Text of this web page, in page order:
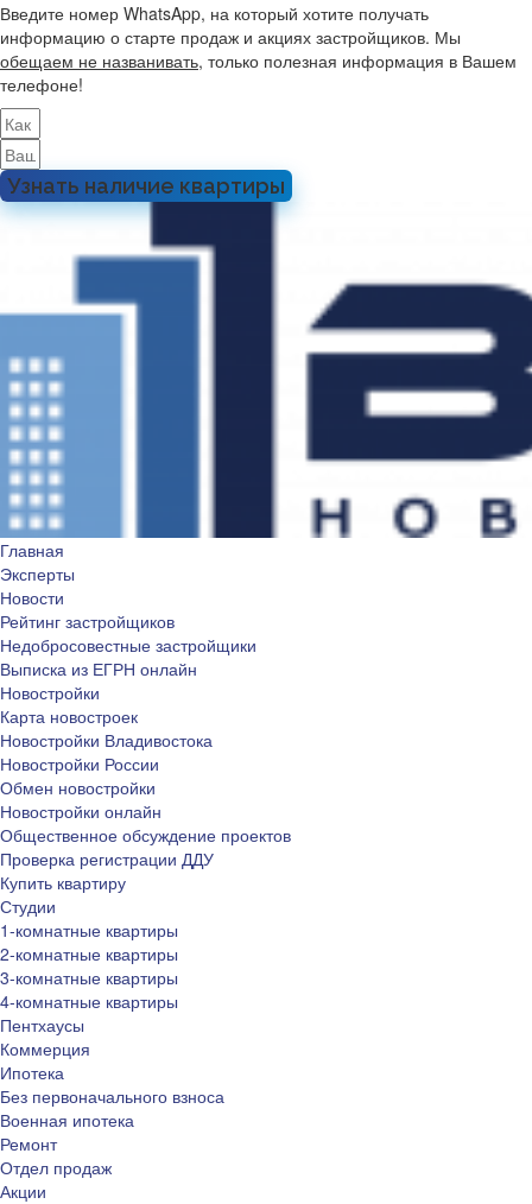
Введите номер WhatsApp, на который хотите получать
информацию о старте продаж и акциях застройщиков. Мы
обещаем не названивать, только полезная информация в Вашем
телефоне!
Узнать наличие квартиры
Главная
Эксперты
Новости
Рейтинг застройщиков
Недобросовестные застройщики
Выписка из ЕГРН онлайн
Новостройки
Карта новостроек
Новостройки Владивостока
Новостройки России
Обмен новостройки
Новостройки онлайн
Общественное обсуждение проектов
Проверка регистрации ДДУ
Купить квартиру
Студии
1-комнатные квартиры
2-комнатные квартиры
3-комнатные квартиры
4-комнатные квартиры
Пентхаусы
Коммерция
Ипотека
Без первоначального взноса
Военная ипотека
Ремонт
Отдел продаж
Акции